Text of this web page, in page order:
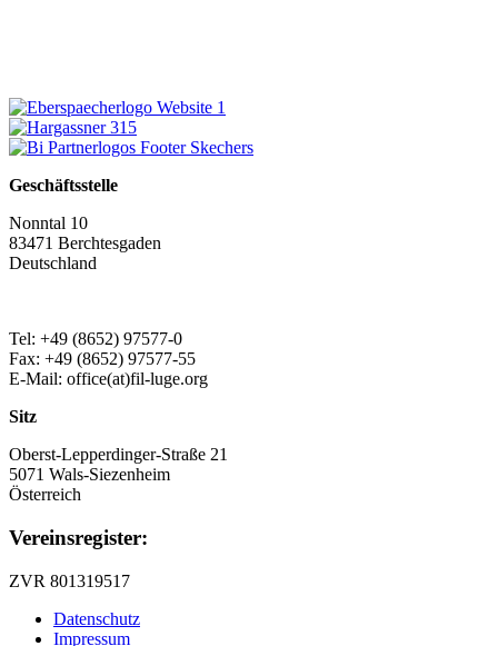
Geschäftsstelle
Nonntal 10
83471 Berchtesgaden
Deutschland
Tel: +49 (8652) 97577-0
Fax: +49 (8652) 97577-55
E-Mail: office(at)fil-luge.org
Sitz
Oberst-Lepperdinger-Straße 21
5071 Wals-Siezenheim
Österreich
Vereinsregister:
ZVR 801319517
Datenschutz
Impressum